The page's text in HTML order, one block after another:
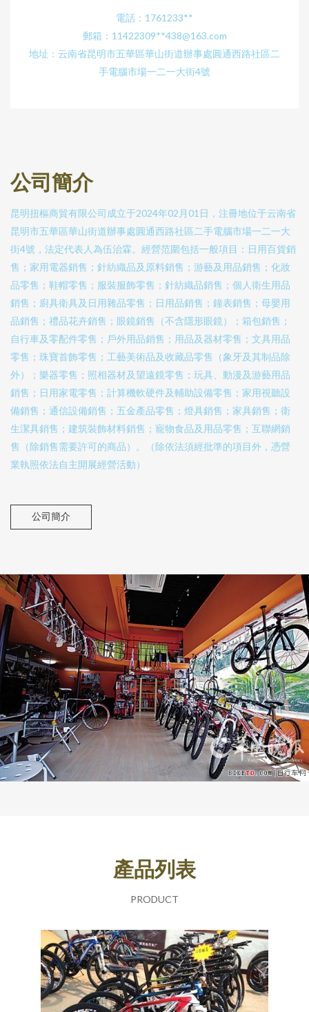
電話：1761233**
郵箱：11422309**438@163.com
地址：云南省昆明市五華區華山街道辦事處圓通西路社區二
手電腦市場一二一大街4號
公司簡介
昆明扭樞商貿有限公司成立于2024年02月01日，注冊地位于云南省
昆明市五華區華山街道辦事處圓通西路社區二手電腦市場一二一大
街4號，法定代表人為伍治霖。經營范圍包括一般項目：日用百貨銷
售；家用電器銷售；針紡織品及原料銷售；游藝及用品銷售；化妝
品零售；鞋帽零售；服裝服飾零售；針紡織品銷售；個人衛生用品
銷售；廚具衛具及日用雜品零售；日用品銷售；鐘表銷售；母嬰用
品銷售；禮品花卉銷售；眼鏡銷售（不含隱形眼鏡）；箱包銷售；
自行車及零配件零售；戶外用品銷售；用品及器材零售；文具用品
零售；珠寶首飾零售；工藝美術品及收藏品零售（象牙及其制品除
外）；樂器零售；照相器材及望遠鏡零售；玩具、動漫及游藝用品
銷售；日用家電零售；計算機軟硬件及輔助設備零售；家用視聽設
備銷售；通信設備銷售；五金產品零售；燈具銷售；家具銷售；衛
生潔具銷售；建筑裝飾材料銷售；寵物食品及用品零售；互聯網銷
售（除銷售需要許可的商品）。（除依法須經批準的項目外，憑營
業執照依法自主開展經營活動）
公司簡介
產品列表
PRODUCT